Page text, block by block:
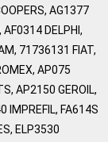
AG1377
AF0314 DELPHI,
71736131 FIAT,
AP075
AP2150 GEROIL,
IMPREFIL, FA614S
ELP3530